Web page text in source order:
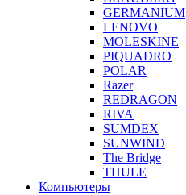
GERMANIUM
LENOVO
MOLESKINE
PIQUADRO
POLAR
Razer
REDRAGON
RIVA
SUMDEX
SUNWIND
The Bridge
THULE
Компьютеры